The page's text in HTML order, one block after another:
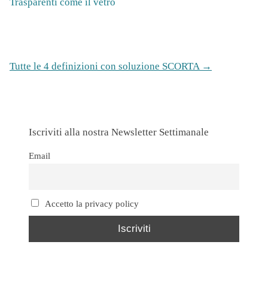
Tutte le 4 definizioni con soluzione SCORTA →
Iscriviti alla nostra Newsletter Settimanale
Email
Accetto la privacy policy